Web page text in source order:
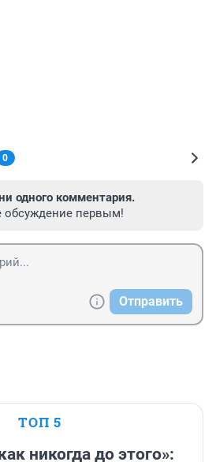
0
одного комментария.
обсуждение первым!
Отправить
ТОП 5
никогда до этого»: